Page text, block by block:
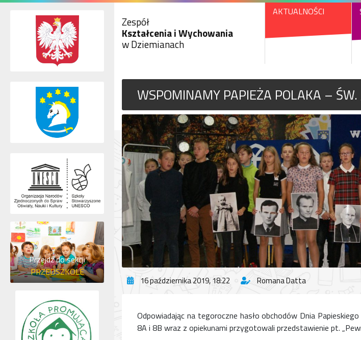
Zespół
Kształcenia i Wychowania
w Dziemianach
AKTUALNOŚCI
WSPOMINAMY PAPIEŻA POLAKA –
16 października 2019, 18:22 Romana Datta
Odpowiadając na tegoroczne hasło obchodów Dnia
8A i 8B wraz z opiekunami przygotowali przedstawienie pt.
Przejdź do sekcji
PRZEDSZKOLE